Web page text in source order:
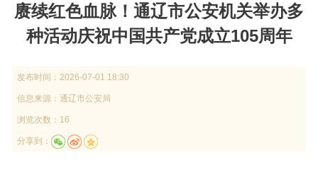
赓续红色血脉！通辽市公安机关举办多
种活动庆祝中国共产党成立105周年
发布时间： 2026-07-01 18:30
信息来源： 通辽市公安局
浏览次数：16
分享到：